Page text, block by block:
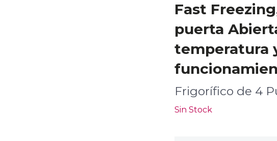
Fast
puerta
temperatura
Frigorífico de 4
Sin Stock